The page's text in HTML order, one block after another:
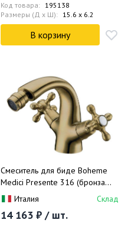
Код товара: 195138
Размеры (Д x Ш): 15.6 x 6.2
В корзину
Смеситель для биде Boheme
Medici Presente 316 (бронза
матовая), без донного клапана
Италия Склад
14 163 ₽ / шт.